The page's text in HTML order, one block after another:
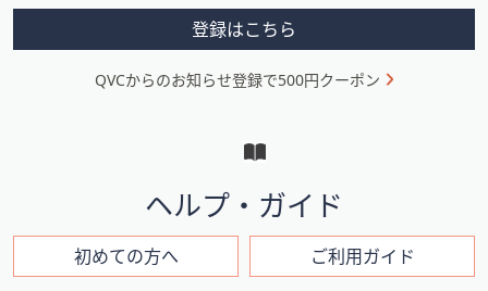
メ
ニ
ン
登録はこちら
QVCからのお知らせ登録で500円クーポン
ヘルプ・ガイド
初めての方へ ご利用ガイド